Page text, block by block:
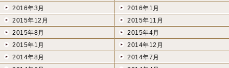
2016年3月
2016年1月
2015年12月
2015年11月
2015年8月
2015年4月
2015年1月
2014年12月
2014年8月
2014年7月